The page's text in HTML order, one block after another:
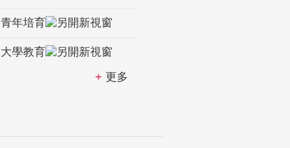
青年培育
大學教育
更多